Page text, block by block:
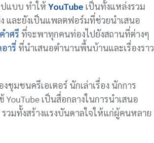
ปแบบ ทำให้ YouTube เป็นทั้งแหล่งรวม
และยังเป็นแพลตฟอร์มที่ช่วยนำเสนอ
ำศรี ที่จะพาทุกคนท่องไปยังสถานที่ต่างๆ
ารี่ ที่นำเสนอตำนานพื้นบ้านและเรื่องราว
มชนครีเอเตอร์ นักเล่าเรื่อง นักการ
เป็นสื่อกลางในการนำเสนอ
วมทั้งสร้างแรงบันดาลใจให้แก่ผู้คนหลาย